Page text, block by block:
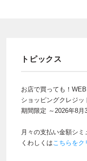
トピックス
お店で買っても！
ショッピングクレジッ
期間限定 ～2026年8月
月々の支払い金額シミ
くわしくはこちらをク